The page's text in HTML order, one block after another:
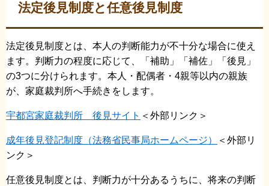
法定後見制度と任意後見制度
法定後見制度とは、本人の判断能力が不十分な場合に使え
ます。判断力の程度に応じて、「補助」「補佐」「後見」
の3つに分けられます。本人・配偶者・4親等以内の親族
が、家庭裁判所へ手続きをします。
宇都宮家庭裁判所 後見サイト ＜外部リンク＞
成年後見登記制度（法務省民事局ホームページ）
＜外部リ
ンク＞
任意後見制度とは、判断力が十分あるうちに、将来の判断